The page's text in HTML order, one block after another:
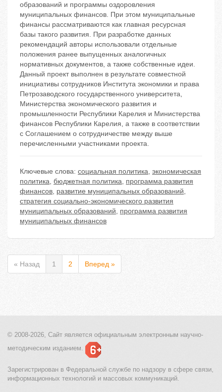
образований и программы оздоровления
муниципальных финансов. При этом муниципальные
финансы рассматриваются как главная ресурсная
базы такого развития. При разработке данных
рекомендаций авторы использовали отдельные
положения ранее выпущенных аналогичных
нормативных документов, а также собственные идеи.
Данный проект выполнен в результате совместной
инициативы сотрудников Института экономики и права
Петрозаводского государственного университета,
Министерства экономического развития и
промышленности Республики Карелия и Министерства
финансов Республики Карелия, а также в соответствии
с Соглашением о сотрудничестве между выше
перечисленными участниками проекта.
Ключевые слова: социальная политика, экономическая
политика, бюджетная политика, программа развития
финансов, развитие муниципальных образований,
стратегия социально-экономического развития
муниципальных образований, программа развития
муниципальных финансов
« Назад 1 2 Вперед »
© 2008-2026, Сайт является официальным электронным научно-
методическим изданием.
Зарегистрирован в Федеральной службе по надзору в сфере связи,
информационных технологий и массовых коммуникаций.